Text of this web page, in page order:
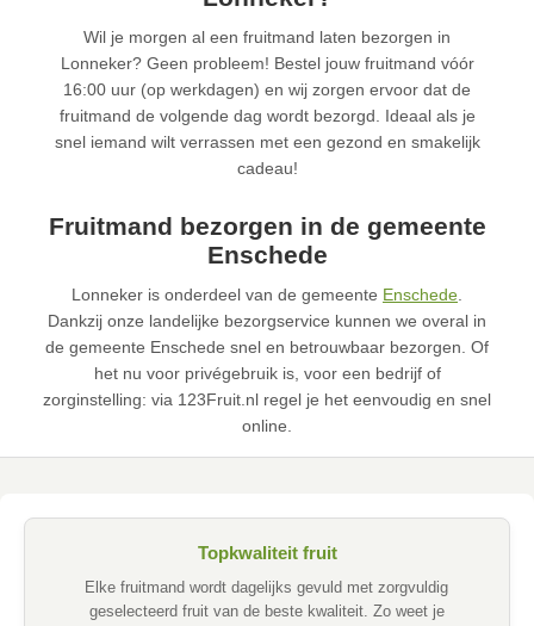
Wil je morgen al een fruitmand laten bezorgen in
Lonneker? Geen probleem! Bestel jouw fruitmand vóór
16:00 uur (op werkdagen) en wij zorgen ervoor dat de
fruitmand de volgende dag wordt bezorgd. Ideaal als je
snel iemand wilt verrassen met een gezond en smakelijk
cadeau!
Fruitmand bezorgen in de gemeente
Enschede
Lonneker is onderdeel van de gemeente Enschede.
Dankzij onze landelijke bezorgservice kunnen we overal in
de gemeente Enschede snel en betrouwbaar bezorgen. Of
het nu voor privégebruik is, voor een bedrijf of
zorginstelling: via 123Fruit.nl regel je het eenvoudig en snel
online.
Topkwaliteit fruit
Elke fruitmand wordt dagelijks gevuld met zorgvuldig
geselecteerd fruit van de beste kwaliteit. Zo weet je